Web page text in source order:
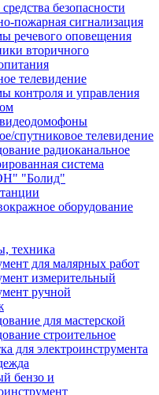
безопасности
пожарная сигнализация
речевого оповещения
вторичного
телевидение
контроля и управления
спутниковое телевидение
радиоканальное
система
"Болид"
оборудование
техника
для малярных работ
измерительный
ручной
для мастерской
строительное
для электроинструмента
бензо и